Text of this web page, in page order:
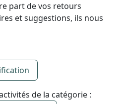
part de vos retours
et suggestions, ils nous
de la catégorie :